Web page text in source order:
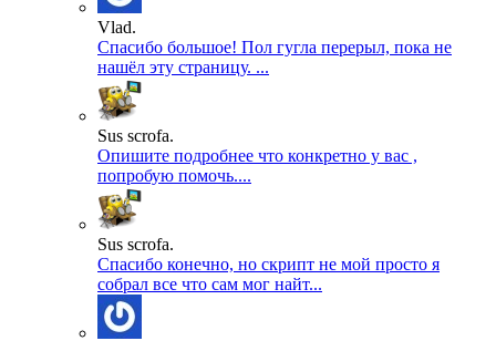
Vlad.
Спасибо большое! Пол гугла перерыл, пока не
нашёл эту страницу. ...
Sus scrofa.
Опишите подробнее что конкретно у вас ,
попробую помочь....
Sus scrofa.
Спасибо конечно, но скрипт не мой просто я
собрал все что сам мог найт...